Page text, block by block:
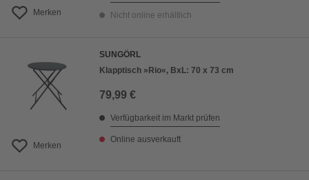
Merken Nicht online erhältlich
Merken
SUNGÖRL
Klapptisch »Rio«, BxL: 70 x 73 cm
79,99 €
Verfügbarkeit im Markt prüfen
Online ausverkauft